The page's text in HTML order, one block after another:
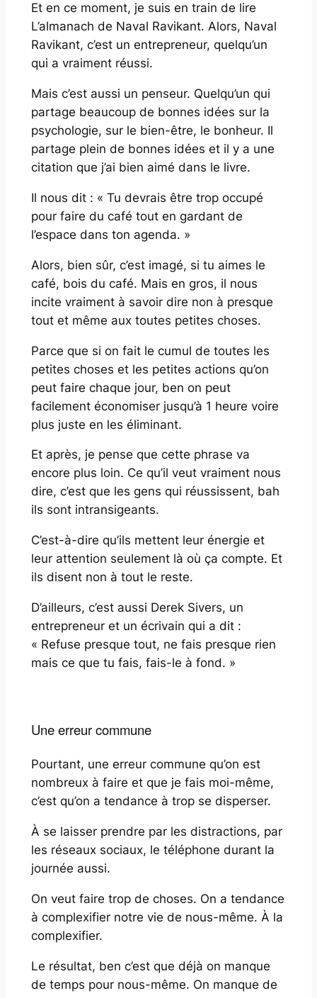
Et en ce moment, je suis en train de lire
L’almanach de Naval Ravikant. Alors, Naval
Ravikant, c’est un entrepreneur, quelqu’un
qui a vraiment réussi.
Mais c’est aussi un penseur. Quelqu’un qui
partage beaucoup de bonnes idées sur la
psychologie, sur le bien-être, le bonheur. Il
partage plein de bonnes idées et il y a une
citation que j’ai bien aimé dans le livre.
Il nous dit : « Tu devrais être trop occupé
pour faire du café tout en gardant de
l’espace dans ton agenda. »
Alors, bien sûr, c’est imagé, si tu aimes le
café, bois du café. Mais en gros, il nous
incite vraiment à savoir dire non à presque
tout et même aux toutes petites choses.
Parce que si on fait le cumul de toutes les
petites choses et les petites actions qu’on
peut faire chaque jour, ben on peut
facilement économiser jusqu’à 1 heure voire
plus juste en les éliminant.
Et après, je pense que cette phrase va
encore plus loin. Ce qu’il veut vraiment nous
dire, c’est que les gens qui réussissent, bah
ils sont intransigeants.
C’est-à-dire qu’ils mettent leur énergie et
leur attention seulement là où ça compte. Et
ils disent non à tout le reste.
D’ailleurs, c’est aussi Derek Sivers, un
entrepreneur et un écrivain qui a dit :
« Refuse presque tout, ne fais presque rien
mais ce que tu fais, fais-le à fond. »
Une erreur commune
Pourtant, une erreur commune qu’on est
nombreux à faire et que je fais moi-même,
c’est qu’on a tendance à trop se disperser.
À se laisser prendre par les distractions, par
les réseaux sociaux, le téléphone durant la
journée aussi.
On veut faire trop de choses. On a tendance
à complexifier notre vie de nous-même. À la
complexifier.
Le résultat, ben c’est que déjà on manque
de temps pour nous-même. On manque de